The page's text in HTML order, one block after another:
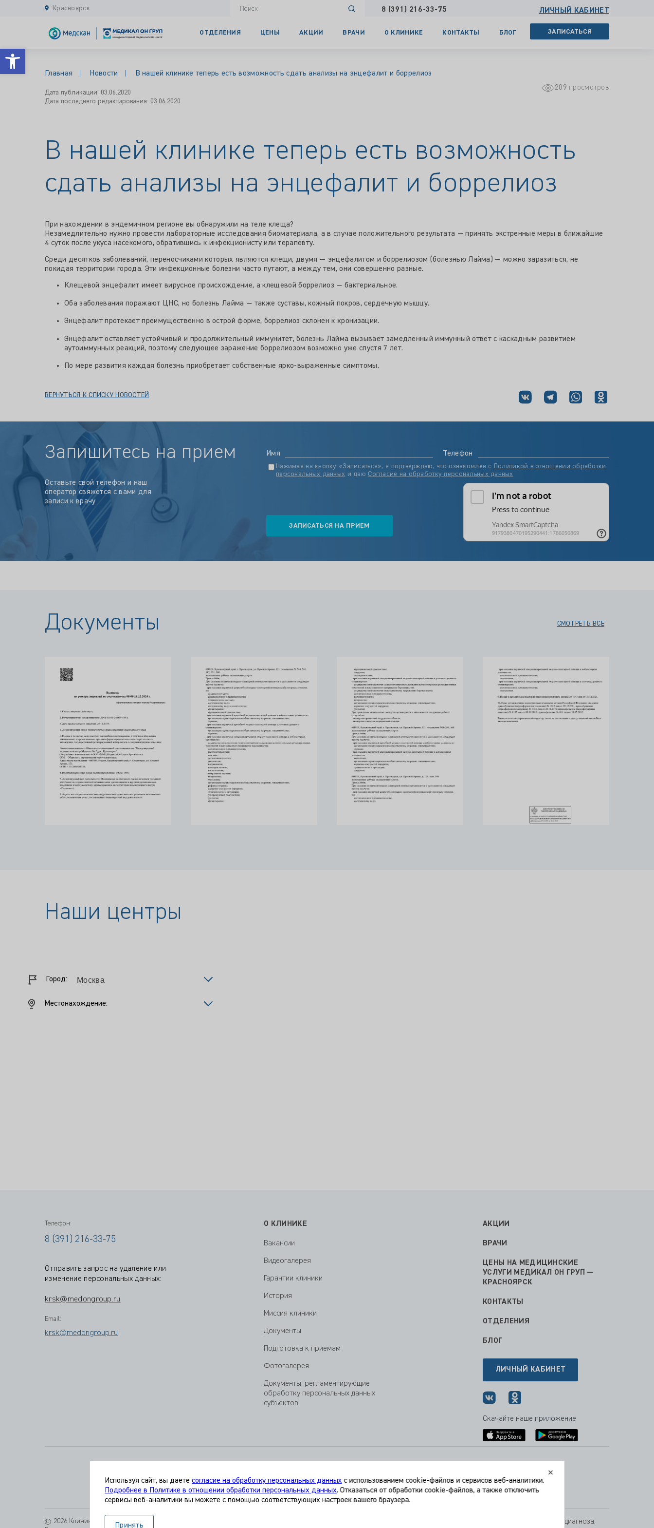
Открыть панель инструментов
Красноярск 8 (391) 216-33-75 ЛИЧНЫЙ КАБИНЕТ
ОТДЕЛЕНИЯ ЦЕНЫ АКЦИИ ВРАЧИ О КЛИНИКЕ КОНТАКТЫ БЛОГ ЗАПИСАТЬСЯ
Главная Новости В нашей клинике теперь есть возможность сдать анализы на энцефалит и боррелиоз
Дата публикации: 03.06.2020
Дата последнего редактирования: 03.06.2020
209 просмотров
В нашей клинике теперь есть возможность
сдать анализы на энцефалит и боррелиоз
При нахождении в эндемичном регионе вы обнаружили на теле клеща?
Незамедлительно нужно провести лабораторные исследования биоматериала, а в случае положительного результата — принять экстренные меры в ближайшие
4 суток после укуса насекомого, обратившись к инфекционисту или терапевту.
Среди десятков заболеваний, переносчиками которых являются клещи, двумя — энцефалитом и боррелиозом (болезнью Лайма) — можно заразиться, не
покидая территории города. Эти инфекционные болезни часто путают, а между тем, они совершенно разные.
Клещевой энцефалит имеет вирусное происхождение, а клещевой боррелиоз — бактериальное.
Оба заболевания поражают ЦНС, но болезнь Лайма — также суставы, кожный покров, сердечную мышцу.
Энцефалит протекает преимущественно в острой форме, боррелиоз склонен к хронизации.
Энцефалит оставляет устойчивый и продолжительный иммунитет, болезнь Лайма вызывает замедленный иммунный ответ с каскадным развитием
аутоиммунных реакций, поэтому следующее заражение боррелиозом возможно уже спустя 7 лет.
По мере развития каждая болезнь приобретает собственные ярко-выраженные симптомы.
ВЕРНУТЬСЯ К СПИСКУ НОВОСТЕЙ
Запишитесь на прием
Оставьте свой телефон и наш
оператор свяжется с вами для
записи к врачу
Имя Телефон
Нажимая на кнопку «Записаться», я подтверждаю, что ознакомлен с
Политикой в отношении обработки
персональных данных и даю Согласие на обработку персональных данных
Документы СМОТРЕТЬ ВСЕ
Наши центры
Город:
Местонахождение:
Телефон:
8 (391) 216-33-75
Отправить запрос на удаление или
изменение персональных данных:
krsk@medongroup.ru
Email:
krsk@medongroup.ru
О КЛИНИКЕ
Вакансии
Видеогалерея
Гарантии клиники
История
Миссия клиники
Документы
Подготовка к приемам
Фотогалерея
Документы, регламентирующие
обработку персональных данных
субъектов
АКЦИИ
ВРАЧИ
ЦЕНЫ НА МЕДИЦИНСКИЕ
УСЛУГИ МЕДИКАЛ ОН ГРУП —
КРАСНОЯРСК
КОНТАКТЫ
ОТДЕЛЕНИЯ
БЛОГ
ЛИЧНЫЙ КАБИНЕТ
Скачайте наше приложение
Пн-Пт08:00 — 21:00
Сб09:00 — 21:00
© 2026 Клиника «МЕДИКАЛ ОН ГРУП»
Информация, представленная на сайте, является справочной и не может служить основанием для постановки диагноза,
Используя сайт, вы даете согласие на обработку персональных данных с использованием cookie-файлов и сервисов веб-аналитики.
Подробнее в Политике в отношении обработки персональных данных. Отказаться от обработки cookie-файлов, а также отключить
сервисы веб-аналитики вы можете с помощью соответствующих настроек вашего браузера.
Принять